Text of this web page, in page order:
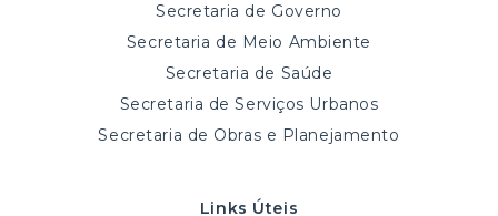
Secretaria de Governo
Secretaria de Meio Ambiente
Secretaria de Saúde
Secretaria de Serviços Urbanos
Secretaria de Obras e Planejamento
Links Úteis